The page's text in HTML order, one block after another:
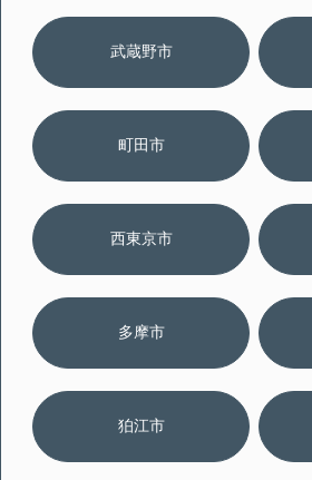
武蔵野市
町田市
西東京市
多摩市
狛江市